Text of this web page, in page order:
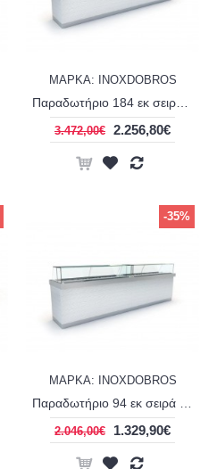
ΜΑΡΚΑ: INOXDOBROS
3.472,00€ 2.256,80€
-35%
ΜΑΡΚΑ: INOXDOBROS
2.046,00€ 1.329,90€